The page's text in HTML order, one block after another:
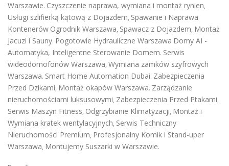
Warszawie. Czyszczenie naprawa, wymiana i montaż rynien,
Usługi szlifierką kątową z Dojazdem, Spawanie i Naprawa
Kontenerów Ogrodnik Warszawa, Spawacz z Dojazdem, Montaż
Jacuzi i Sauny. Pogotowie Hydrauliczne Warszawa Domy AI -
Automatyka, Inteligentne Sterowanie Domem. Serwis
wideodomofonów Warszawa, Wymiana zamków szyfrowych
Warszawa. Smart Home Automation Dubai. Zabezpieczenia
Przed Dzikami, Montaż okapów Warszawa. Zarządzanie
nieruchomościami luksusowymi, Zabezpieczenia Przed Ptakami,
Serwis Maszyn Fitness, Odgrzybianie Klimatyzacji, Montaż i
Wymiana kratek wentylacyjnych, Serwis Techniczny
Nieruchomości Premium, Profesjonalny Komik i Stand-uper
Warszawa, Montujemy Suszarki w Warszawie.